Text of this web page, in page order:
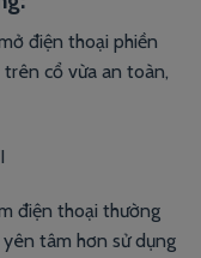
điện thoại phiền
cổ vừa an toàn,
điện thoại thường
tâm hơn sử dụng